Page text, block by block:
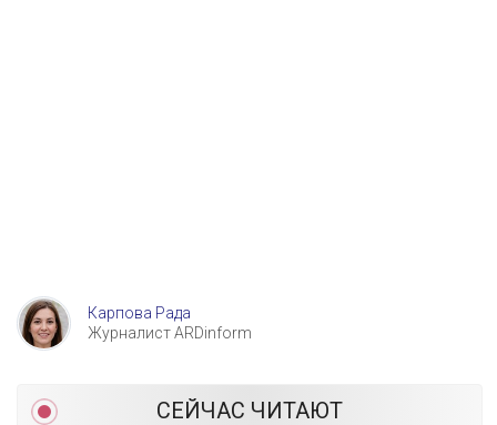
Карпова Рада
Журналист ARDinform
СЕЙЧАС ЧИТАЮТ